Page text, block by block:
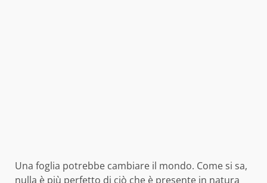
Una foglia potrebbe cambiare il mondo. Come si sa,
nulla è più perfetto di ciò che è presente in natura